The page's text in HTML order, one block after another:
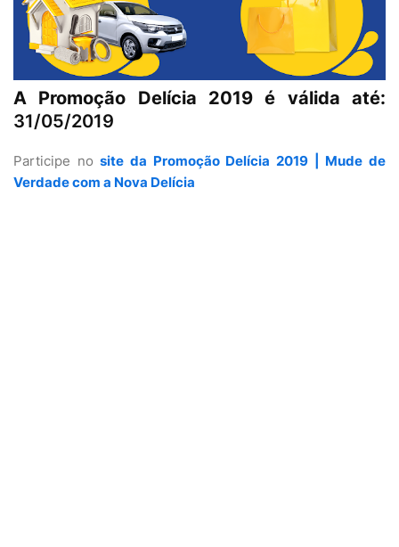
A Promoção Delícia 2019 é válida até:
31/05/2019
Participe nosite da Promoção Delícia 2019 | Mude de
Verdade com a Nova Delícia